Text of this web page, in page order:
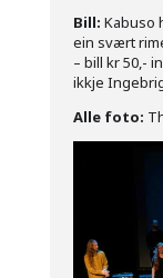
Bill: Kabuso
ein svært
– bill kr 50,-
ikkje
Alle foto: